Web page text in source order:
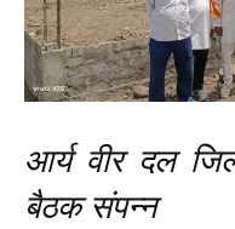
आर्य वीर दल
बैठक संपन्न